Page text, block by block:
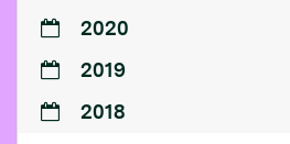
2020
2019
2018